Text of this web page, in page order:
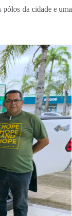
pólos da cidade e uma